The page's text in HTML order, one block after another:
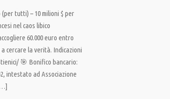
tutti) – 10 milioni $ per
nel caos libico
60.000 euro entro
cercare la verità. Indicazioni
🎯 Bonifico bancario:
intestato ad Associazione